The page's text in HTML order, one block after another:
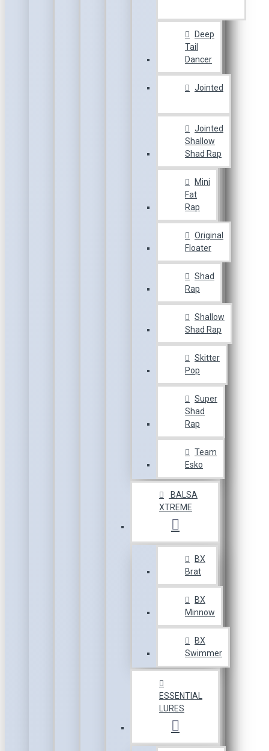
Deep
Tail
Dancer
Jointed
Jointed
Shallow
Shad Rap
Mini
Fat
Rap
Original
Floater
Shad
Rap
Shallow
Shad Rap
Skitter
Pop
Super
Shad
Rap
Team
Esko
BALSA
XTREME
BX
Brat
BX
Minnow
BX
Swimmer
ESSENTIAL
LURES